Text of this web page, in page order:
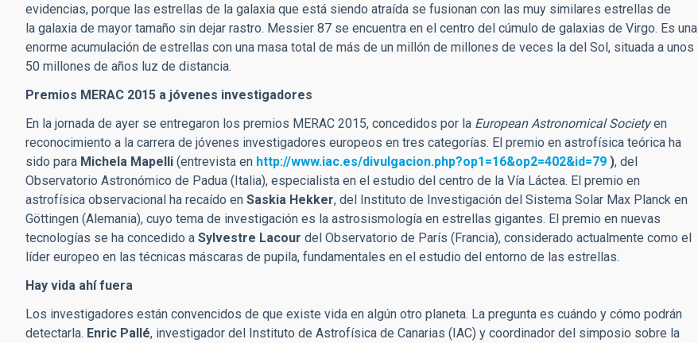
evidencias, porque las estrellas de la galaxia que está siendo atraída se fusionan con las muy similares estrellas de
la galaxia de mayor tamaño sin dejar rastro. Messier 87 se encuentra en el centro del cúmulo de galaxias de Virgo. Es una
enorme acumulación de estrellas con una masa total de más de un millón de millones de veces la del Sol, situada a unos
50 millones de años luz de distancia.
Premios MERAC 2015 a jóvenes investigadores
En la jornada de ayer se entregaron los premios MERAC 2015, concedidos por la European Astronomical Societyen
reconocimiento a la carrera de jóvenes investigadores europeos en tres categorías. El premio en astrofísica teórica ha
sido para Michela Mapelli (entrevista en http://www.iac.es/divulgacion.php?op1=16&op2=402&id=79 ), del
Observatorio Astronómico de Padua (Italia), especialista en el estudio del centro de la Vía Láctea. El premio en
astrofísica observacional ha recaído en Saskia Hekker, del Instituto de Investigación del Sistema Solar Max Planck en
Göttingen (Alemania), cuyo tema de investigación es la astrosismología en estrellas gigantes. El premio en nuevas
tecnologías se ha concedido a Sylvestre Lacour del Observatorio de París (Francia), considerado actualmente como el
líder europeo en las técnicas máscaras de pupila, fundamentales en el estudio del entorno de las estrellas.
Hay vida ahí fuera
Los investigadores están convencidos de que existe vida en algún otro planeta. La pregunta es cuándo y cómo podrán
detectarla. Enric Pallé, investigador del Instituto de Astrofísica de Canarias (IAC) y coordinador del simposio sobre la